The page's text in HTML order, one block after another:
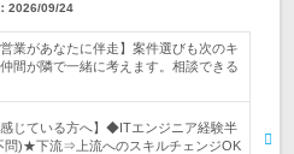
2026/09/24
業があなたに伴走】案件選びも次のキ
間が隣で一緒に考えます。相談できる
感じている方へ】◆ITエンジニア経験半
問)★下流⇒上流へのスキルチェンジOK